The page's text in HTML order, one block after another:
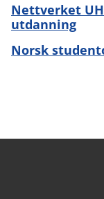
Nettverket
utdanning
Norsk